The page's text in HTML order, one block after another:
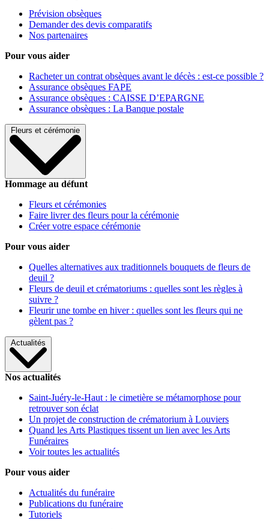
Prévision obsèques
Demander des devis comparatifs
Nos partenaires
Pour vous aider
Racheter un contrat obsèques avant le décès : est-ce possible ?
Assurance obsèques FAPE
Assurance obsèques : CAISSE D’EPARGNE
Assurance obsèques : La Banque postale
Fleurs et cérémonie
Hommage au défunt
Fleurs et cérémonies
Faire livrer des fleurs pour la cérémonie
Créer votre espace cérémonie
Pour vous aider
Quelles alternatives aux traditionnels bouquets de fleurs de
deuil ?
Fleurs de deuil et crématoriums : quelles sont les règles à
suivre ?
Fleurir une tombe en hiver : quelles sont les fleurs qui ne
gèlent pas ?
Actualités
Nos actualités
Saint-Juéry-le-Haut : le cimetière se métamorphose pour
retrouver son éclat
Un projet de construction de crématorium à Louviers
Quand les Arts Plastiques tissent un lien avec les Arts
Funéraires
Voir toutes les actualités
Pour vous aider
Actualités du funéraire
Publications du funéraire
Tutoriels